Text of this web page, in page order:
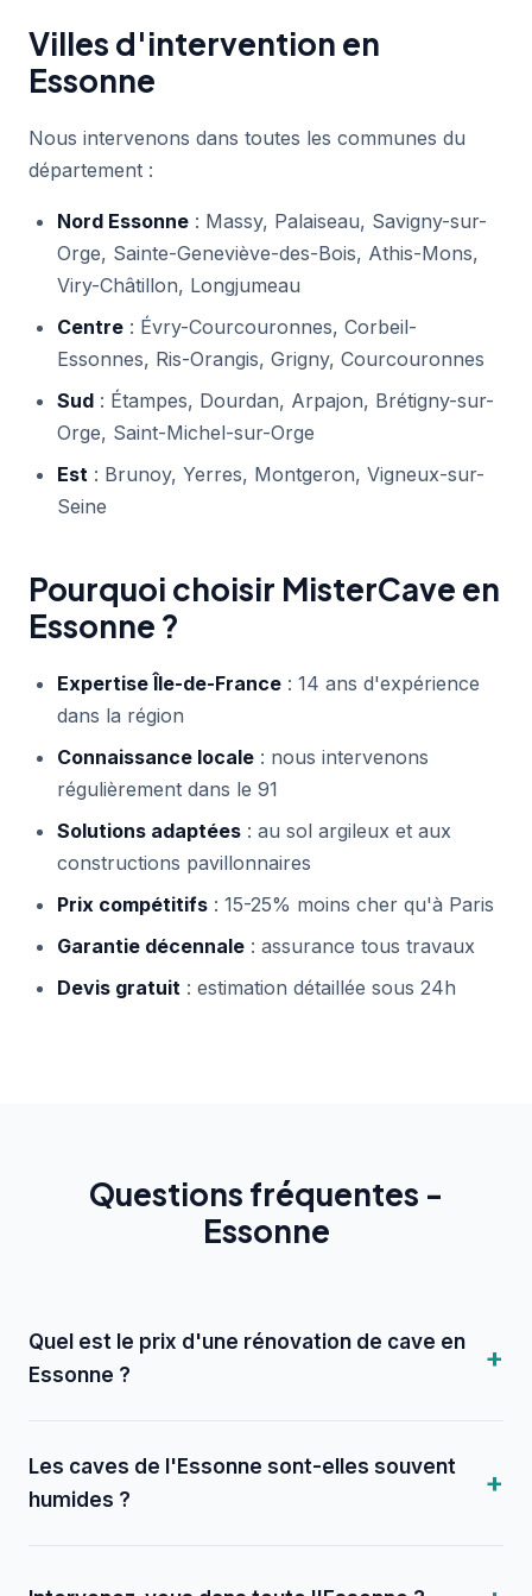
Villes d'intervention en
Essonne
Nous intervenons dans toutes les communes du
département :
Nord Essonne : Massy, Palaiseau, Savigny-sur-
Orge, Sainte-Geneviève-des-Bois, Athis-Mons,
Viry-Châtillon, Longjumeau
Centre : Évry-Courcouronnes, Corbeil-
Essonnes, Ris-Orangis, Grigny, Courcouronnes
Sud : Étampes, Dourdan, Arpajon, Brétigny-sur-
Orge, Saint-Michel-sur-Orge
Est : Brunoy, Yerres, Montgeron, Vigneux-sur-
Seine
Pourquoi choisir MisterCave en
Essonne ?
Expertise Île-de-France : 14 ans d'expérience
dans la région
Connaissance locale : nous intervenons
régulièrement dans le 91
Solutions adaptées : au sol argileux et aux
constructions pavillonnaires
Prix compétitifs : 15-25% moins cher qu'à Paris
Garantie décennale : assurance tous travaux
Devis gratuit : estimation détaillée sous 24h
Questions fréquentes -
Essonne
Quel est le prix d'une rénovation de cave en
Essonne ?
Les caves de l'Essonne sont-elles souvent
humides ?